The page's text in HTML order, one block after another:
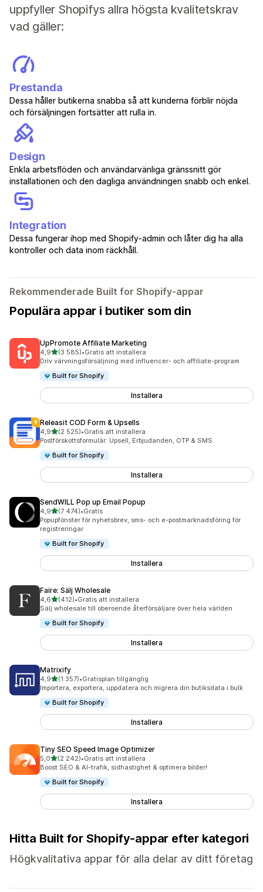
uppfyller Shopifys allra högsta kvalitetskrav
vad gäller:
Prestanda
Dessa håller butikerna snabba så att kunderna förblir nöjda
och försäljningen fortsätter att rulla in.
Design
Enkla arbetsflöden och användarvänliga gränssnitt gör
installationen och den dagliga användningen snabb och enkel.
Integration
Dessa fungerar ihop med Shopify-admin och låter dig ha alla
kontroller och data inom räckhåll.
Rekommenderade Built for Shopify-appar
Populära appar i butiker som din
UpPromote Affiliate Marketing
4,9av 5 stjärnor
(3 585)
3585 recensioner totalt
•Gratis att installera
Driv värvningsförsäljning med influencer- och affiliate-program
Built for Shopify
Installera
Releasit COD Form & Upsells
4,9av 5 stjärnor
(2 525)
2525 recensioner totalt
•Gratis att installera
Postförskottsformulär: Upsell, Erbjudanden, OTP & SMS
Built for Shopify
Installera
SendWILL Pop up Email Popup
4,9av 5 stjärnor
(7 474)
7474 recensioner totalt
•Gratis
Popupfönster för nyhetsbrev, sms- och e-postmarknadsföring för
registreringar
Built for Shopify
Installera
Faire: Sälj Wholesale
4,6av 5 stjärnor
(412)
412 recensioner totalt
•Gratis att installera
Sälj wholesale till oberoende återförsäljare över hela världen
Built for Shopify
Installera
Matrixify
4,9av 5 stjärnor
(1 357)
1357 recensioner totalt
•Gratisplan tillgänglig
Importera, exportera, uppdatera och migrera din butiksdata i bulk
Built for Shopify
Installera
Tiny SEO Speed Image Optimizer
5,0av 5 stjärnor
(2 242)
2242 recensioner totalt
•Gratis att installera
Boost SEO & AI-trafik, sidhastighet & optimera bilder!
Built for Shopify
Installera
Hitta Built for Shopify-appar efter kategori
Högkvalitativa appar för alla delar av ditt företag